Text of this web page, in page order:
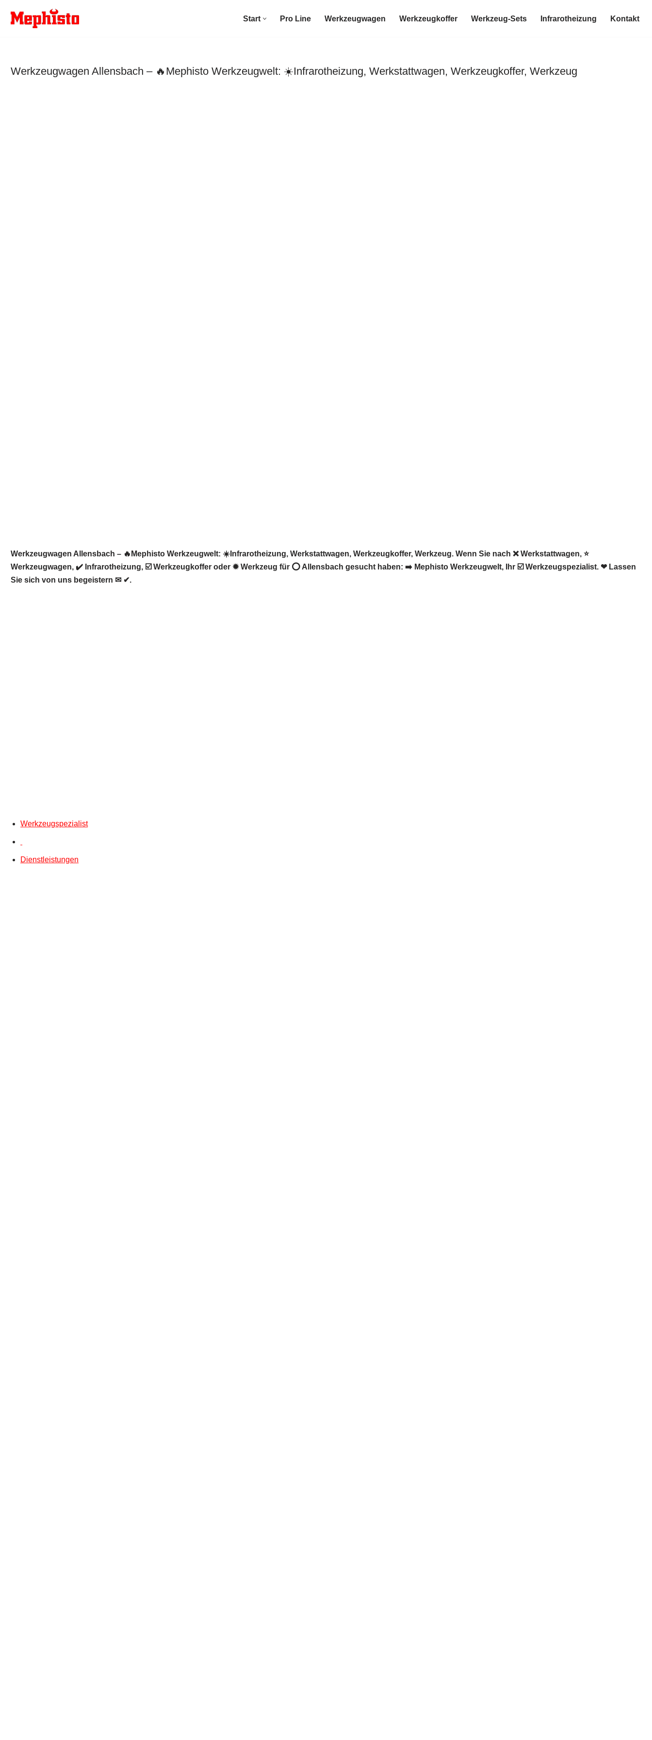
Zum
Start Pro Line Werkzeugwagen Werkzeugkoffer Werkzeug-Sets Infrarotheizung Kontakt
Werkzeugwagen Allensbach – 🔥Mephisto Werkzeugwelt: ☀️Infrarotheizung, Werkstattwagen, Werkzeugkoffer, Werkzeug
Werkzeugwagen Allensbach – 🔥Mephisto Werkzeugwelt: ☀️Infrarotheizung, Werkstattwagen, Werkzeugkoffer, Werkzeug. Wenn Sie nach ❌ Werkstattwagen, ⭐
Werkzeugwagen, ✔️ Infrarotheizung, ☑️ Werkzeugkoffer oder ✹ Werkzeug für ⭕ Allensbach gesucht haben: ➡️ Mephisto Werkzeugwelt, Ihr ☑️ Werkzeugspezialist. ❤ Lassen
Sie sich von uns begeistern ✉ ✔.
Werkzeugspezialist
Dienstleistungen